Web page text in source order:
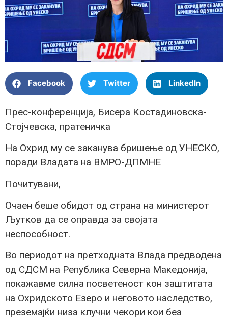
Facebook Twitter LinkedIn
Прес-конференција, Бисера Костадиновска-
Стојчевска, пратеничка
На Охрид му се заканува бришење од УНЕСКО,
поради Владата на ВМРО-ДПМНЕ
Почитувани,
Очаен беше обидот од страна на министерот
Љутков да се оправда за својата
неспособност.
Во периодот на претходната Влада предводена
од СДСМ на Република Северна Македонија,
покажавме силна посветеност кон заштитата
на Охридското Езеро и неговото наследство,
преземајќи низа клучни чекори кои беа